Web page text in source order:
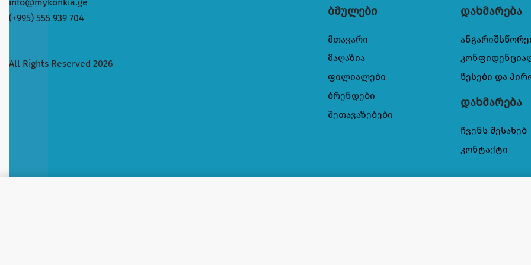
(+995) 555 939 704
All Rights Reserved 2026
ბმულები
მთავარი
მაღაზია
ფილიალები
ბრენდები
შეთავაზებები
დახმარება
წესები და
დახმარება
ჩვენს შესახებ
კონტაქტი